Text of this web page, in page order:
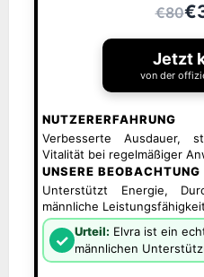
€80
Jetzt
von der
NUTZERERFAHRUNG
Verbesserte Ausdauer,
Vitalität bei regelmäßiger
UNSERE BEOBACHTUNG
Unterstützt Energie,
männliche
✓ Urteil: Elvra ist ein
männlichen